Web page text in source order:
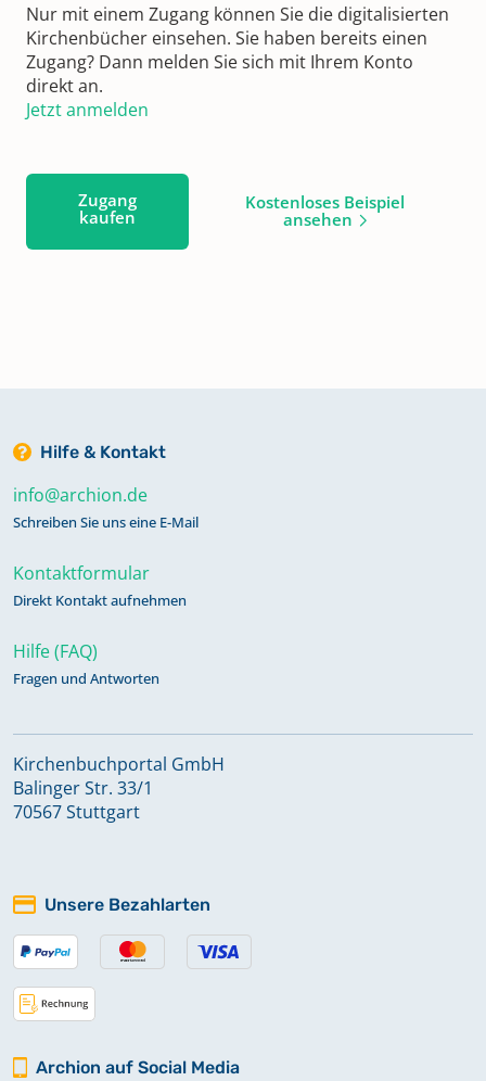
Nur mit einem Zugang können Sie die digitalisierten
Kirchenbücher einsehen. Sie haben bereits einen
Zugang? Dann melden Sie sich mit Ihrem Konto
direkt an.
Jetzt anmelden
Zugang
kaufen
Kostenloses Beispiel
ansehen
Hilfe & Kontakt
info@archion.de
Schreiben Sie uns eine E-Mail
Kontaktformular
Direkt Kontakt aufnehmen
Hilfe (FAQ)
Fragen und Antworten
Kirchenbuchportal GmbH
Balinger Str. 33/1
70567 Stuttgart
Unsere Bezahlarten
Archion auf Social Media